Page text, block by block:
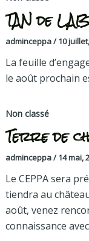
TAN de
adminceppa/ 10
La feuille
le août prochain
Non classé
Terre de
adminceppa/ 14 mai,
Le CEPPA sera
tiendra au
août, venez
connaissance